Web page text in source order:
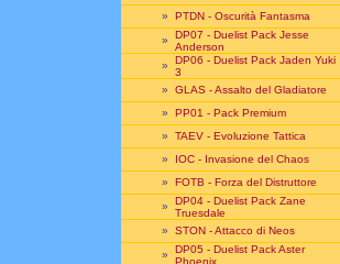
» PTDN - Oscurità Fantasma
» DP07 - Duelist Pack Jesse
Anderson
» DP06 - Duelist Pack Jaden Yuki
3
» GLAS - Assalto del Gladiatore
» PP01 - Pack Premium
» TAEV - Evoluzione Tattica
» IOC - Invasione del Chaos
» FOTB - Forza del Distruttore
» DP04 - Duelist Pack Zane
Truesdale
» STON - Attacco di Neos
» DP05 - Duelist Pack Aster
Phoenix